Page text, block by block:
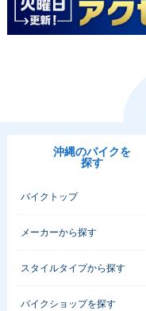
沖縄のバイクを
探す
バイクトップ
メーカーから探す
スタイルタイプから探す
バイクショップを探す